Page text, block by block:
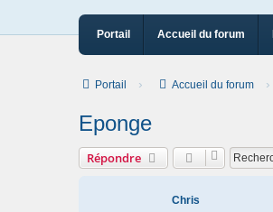
Portail Accueil du forum
Portail Accueil du forum
Eponge
Répondre
Chris